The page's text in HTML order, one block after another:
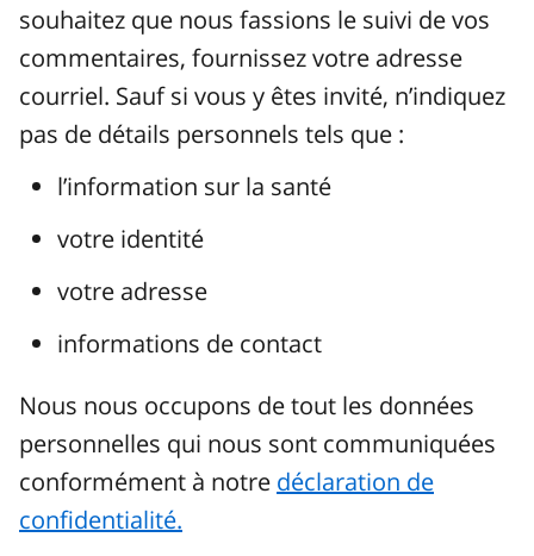
souhaitez que nous fassions le suivi de vos
commentaires, fournissez votre adresse
courriel. Sauf si vous y êtes invité, n’indiquez
pas de détails personnels tels que :
l’information sur la santé
votre identité
votre adresse
informations de contact
Nous nous occupons de tout les données
personnelles qui nous sont communiquées
conformément à notre déclaration de
confidentialité.